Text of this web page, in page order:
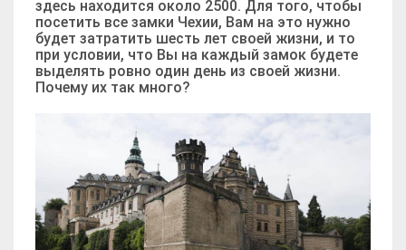
здесь находится около 2500. Для того, чтобы
посетить все замки Чехии, Вам на это нужно
будет затратить шесть лет своей жизни, и то
при условии, что Вы на каждый замок будете
выделять ровно один день из своей жизни.
Почему их так много?